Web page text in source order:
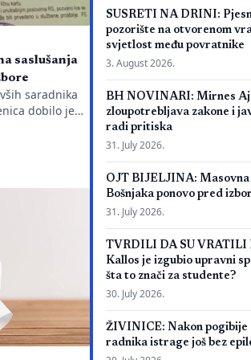
saslušanja
saradnika
dobilo je
policijsku
svega dan
Izvještaja o
centra
pozivanje
SUSRETI NA DRINI:
pozorište na otvorenom
svjetlost među povratnike
3. August 2026.
BH NOVINARI: Mirnes
zloupotrebljava zakone i
radi pritiska
31. July 2026.
OJT BIJELJINA: Masovna
Bošnjaka ponovo pred
31. July 2026.
TVRDILI DA SU VRATILI
Kallos je izgubio upravni
šta to znači za studente?
30. July 2026.
ŽIVINICE: Nakon pogibije
radnika istrage još bez